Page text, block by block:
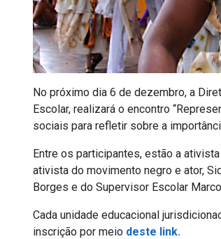
No próximo dia 6 de dezembro, a
Escolar, realizará o encontro
sociais para refletir sobre a
Entre os participantes, estão a
ativista do movimento negro e ator,
Borges e do Supervisor Escolar
Cada unidade educacional
inscrição por meio deste link.